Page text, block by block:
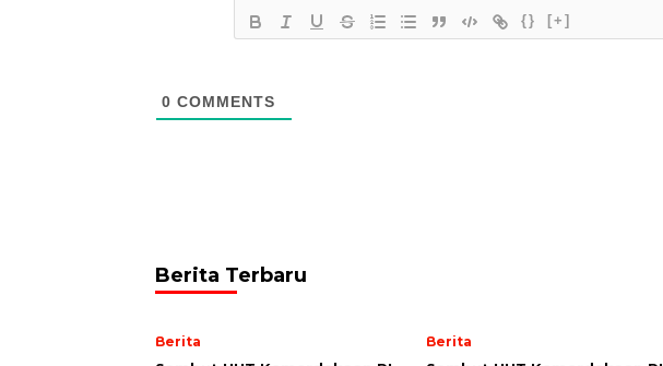
{} [+]
0 COMMENTS
Berita Terbaru
Berita Berita